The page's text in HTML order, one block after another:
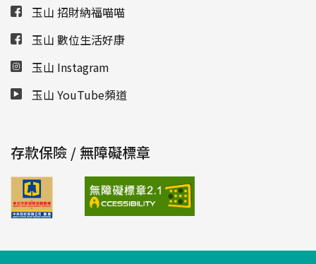
玉山 招財納福喵喵
玉山 數位生活好康
玉山 Instagram
玉山 YouTube頻道
存款保險 / 無障礙標章